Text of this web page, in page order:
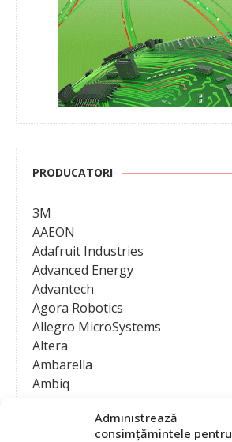
Administrează
consimțămintele pentru
PRODUCATORI
3M
AAEON
Adafruit Industries
Advanced Energy
Advantech
Agora Robotics
Allegro MicroSystems
Altera
Ambarella
Ambiq